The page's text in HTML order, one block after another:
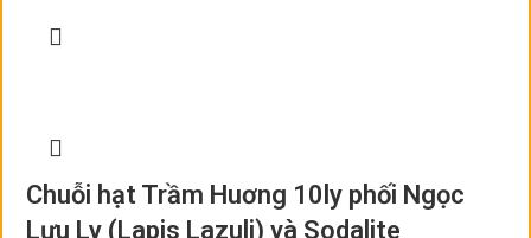
Chuỗi hạt Trầm Huơng 10ly phối Ngọc
Lưu Ly (Lapis Lazuli) và Sodalite